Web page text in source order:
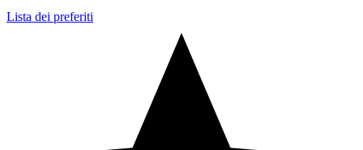
Lista dei preferiti